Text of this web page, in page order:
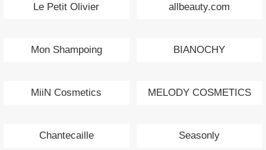
Le Petit Olivier allbeauty.com
Mon Shampoing BIANOCHY
MiiN Cosmetics MELODY COSMETICS
Chantecaille Seasonly